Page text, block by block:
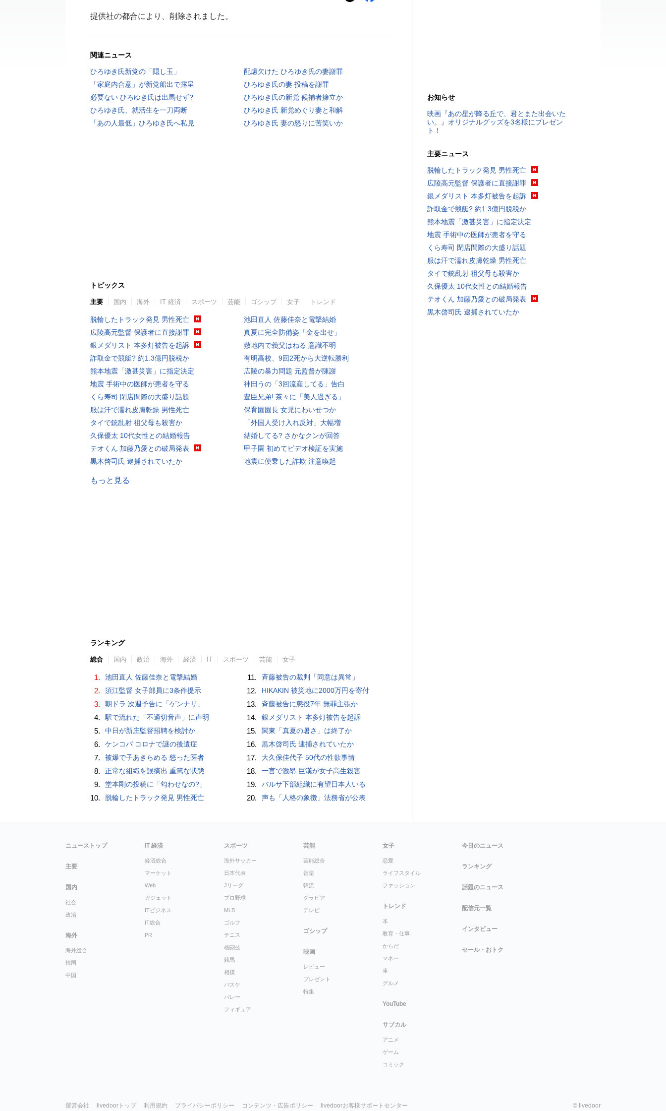
提供社の都合により、削除されました。
関連ニュース
ひろゆき氏新党の「隠し玉」
配慮欠けた ひろゆき氏の妻謝罪
「家庭内合意」が新党船出で露呈
ひろゆき氏の妻 投稿を謝罪
必要ない ひろゆき氏は出馬せず?
ひろゆき氏の新党 候補者擁立か
ひろゆき氏、就活生を一刀両断
ひろゆき氏 新党めぐり妻と和解
「あの人最低」ひろゆき氏へ私見
ひろゆき氏 妻の怒りに苦笑いか
トピックス
主要 国内 海外 IT 経済 スポーツ 芸能 ゴシップ 女子 トレンド
脱輪したトラック発見 男性死亡
広陵高元監督 保護者に直接謝罪
銀メダリスト 本多灯被告を起訴
詐取金で競艇? 約1.3億円脱税か
熊本地震「激甚災害」に指定決定
地震 手術中の医師が患者を守る
くら寿司 閉店間際の大盛り話題
服は汗で濡れ皮膚乾燥 男性死亡
タイで銃乱射 祖父母も殺害か
久保優太 10代女性との結婚報告
テオくん 加藤乃愛との破局発表
黒木啓司氏 逮捕されていたか
池田直人 佐藤佳奈と電撃結婚
真夏に完全防備姿「金を出せ」
敷地内で義父はねる 意識不明
有明高校、9回2死から大逆転勝利
広陵の暴力問題 元監督が陳謝
神田うの「3回流産してる」告白
豊臣兄弟! 茶々に「美人過ぎる」
保育園園長 女児にわいせつか
「外国人受け入れ反対」大幅増
結婚してる? さかなクンが回答
甲子園 初めてビデオ検証を実施
地震に便乗した詐欺 注意喚起
もっと見る
ランキング
総合 国内 政治 海外 経済 IT スポーツ 芸能 女子
1. 池田直人 佐藤佳奈と電撃結婚
2. 須江監督 女子部員に3条件提示
3. 朝ドラ 次週予告に「ゲンナリ」
4. 駅で流れた「不適切音声」に声明
5. 中日が新庄監督招聘を検討か
6. ケンコバ コロナで謎の後遺症
7. 被爆で子あきらめる 怒った医者
8. 正常な組織を誤摘出 重篤な状態
9. 堂本剛の投稿に「匂わせなの?」
10. 脱輪したトラック発見 男性死亡
11. 斉藤被告の裁判「同意は異常」
12. HIKAKIN 被災地に2000万円を寄付
13. 斉藤被告に懲役7年 無罪主張か
14. 銀メダリスト 本多灯被告を起訴
15. 関東「真夏の暑さ」は終了か
16. 黒木啓司氏 逮捕されていたか
17. 大久保佳代子 50代の性欲事情
18. 一言で激昂 巨漢が女子高生殺害
19. バルサ下部組織に有望日本人いる
20. 声も「人格の象徴」法務省が公表
お知らせ
映画『あの星が降る丘で、君とまた出会いた
い。』オリジナルグッズを3名様にプレゼン
ト！
主要ニュース
脱輪したトラック発見 男性死亡
広陵高元監督 保護者に直接謝罪
銀メダリスト 本多灯被告を起訴
詐取金で競艇? 約1.3億円脱税か
熊本地震「激甚災害」に指定決定
地震 手術中の医師が患者を守る
くら寿司 閉店間際の大盛り話題
服は汗で濡れ皮膚乾燥 男性死亡
タイで銃乱射 祖父母も殺害か
久保優太 10代女性との結婚報告
テオくん 加藤乃愛との破局発表
黒木啓司氏 逮捕されていたか
ニューストップ
主要
国内
社会
政治
海外
海外総合
韓国
中国
IT 経済
経済総合
マーケット
Web
ガジェット
ITビジネス
IT総合
PR
スポーツ
海外サッカー
日本代表
Jリーグ
プロ野球
MLB
ゴルフ
テニス
格闘技
競馬
相撲
バスケ
バレー
フィギュア
芸能
芸能総合
音楽
韓流
グラビア
テレビ
ゴシップ
映画
レビュー
プレゼント
特集
女子
恋愛
ライフスタイル
ファッション
トレンド
本
教育・仕事
からだ
マネー
車
グルメ
YouTube
サブカル
アニメ
ゲーム
コミック
今日のニュース
ランキング
話題のニュース
配信元一覧
インタビュー
セール・おトク
運営会社 livedoorトップ 利用規約 プライバシーポリシー コンテンツ・広告ポリシー livedoorお客様サポートセンター © livedoor